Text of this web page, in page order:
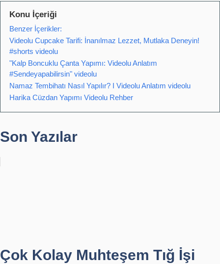
Konu İçeriği
Benzer İçerikler:
Videolu Cupcake Tarifi: İnanılmaz Lezzet, Mutlaka Deneyin!
#shorts videolu
"Kalp Boncuklu Çanta Yapımı: Videolu Anlatım
#Sendeyapabilirsin" videolu
Namaz Tembihatı Nasıl Yapılır? I Videolu Anlatım videolu
Harika Cüzdan Yapımı Videolu Rehber
Son Yazılar
Çok Kolay Muhteşem Tığ İşi